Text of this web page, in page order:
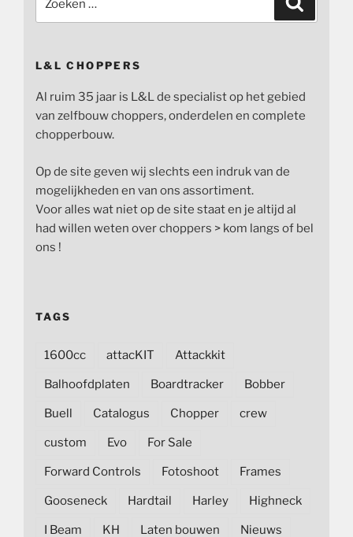
naar:
L&L CHOPPERS
Al ruim 35 jaar is L&L de specialist op het gebied
van zelfbouw choppers, onderdelen en complete
chopperbouw.
Op de site geven wij slechts een indruk van de
mogelijkheden en van ons assortiment.
Voor alles wat niet op de site staat en je altijd al
had willen weten over choppers > kom langs of bel
ons !
TAGS
1600cc attacKIT Attackkit
Balhoofdplaten Boardtracker Bobber
Buell Catalogus Chopper crew
custom Evo For Sale
Forward Controls Fotoshoot Frames
Gooseneck Hardtail Harley Highneck
I Beam KH Laten bouwen Nieuws